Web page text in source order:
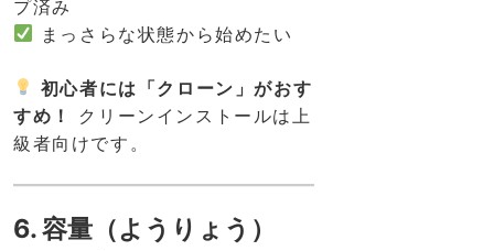
プ済み
まっさらな状態から始めたい
初心者には「クローン」がおす
すめ！
クリーンインストールは上
級者向けです。
6. 容量（ようりょう）